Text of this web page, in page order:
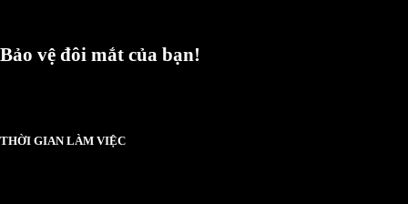
Bảo vệ đôi mắt của bạn!
THỜI GIAN LÀM VIỆC